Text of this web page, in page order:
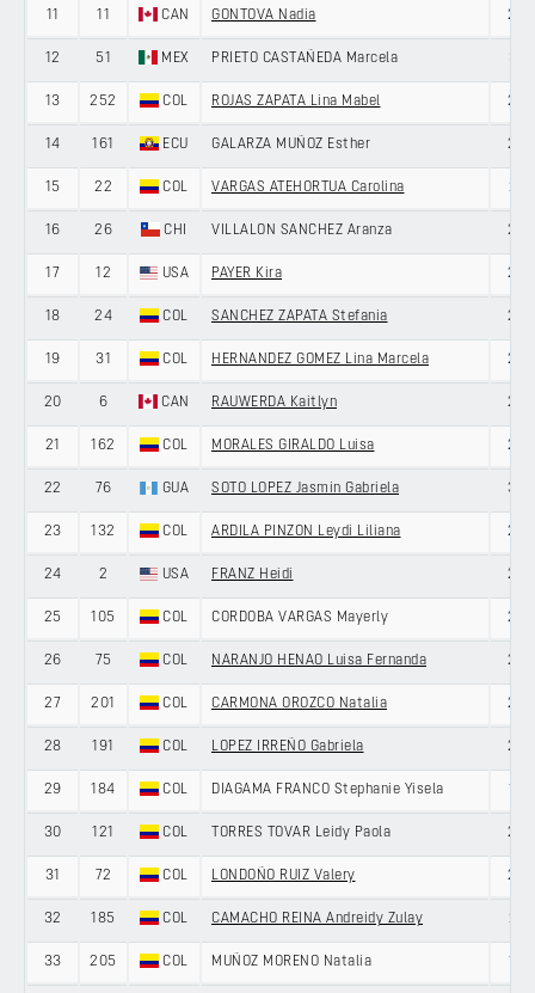
11 11 CAN GONTOVA Nadia 23
12 51 MEX PRIETO CASTAÑEDA Marcela 31
13 252 COL ROJAS ZAPATA Lina Mabel 23
14 161 ECU GALARZA MUÑOZ Esther 27
15 22 COL VARGAS ATEHORTUA Carolina 21
16 26 CHI VILLALON SANCHEZ Aranza 28
17 12 USA PAYER Kira 24
18 24 COL SANCHEZ ZAPATA Stefania 22
19 31 COL HERNANDEZ GOMEZ Lina Marcela 24
20 6 CAN RAUWERDA Kaitlyn 23
21 162 COL MORALES GIRALDO Luisa 22
22 76 GUA SOTO LOPEZ Jasmin Gabriela 30
23 132 COL ARDILA PINZON Leydi Liliana 25
24 2 USA FRANZ Heidi 28
25 105 COL CORDOBA VARGAS Mayerly 24
26 75 COL NARANJO HENAO Luisa Fernanda 29
27 201 COL CARMONA OROZCO Natalia 22
28 191 COL LOPEZ IRREÑO Gabriela 20
29 184 COL DIAGAMA FRANCO Stephanie Yisela 19
30 121 COL TORRES TOVAR Leidy Paola 23
31 72 COL LONDOÑO RUIZ Valery 22
32 185 COL CAMACHO REINA Andreidy Zulay 21
33 205 COL MUÑOZ MORENO Natalia 19